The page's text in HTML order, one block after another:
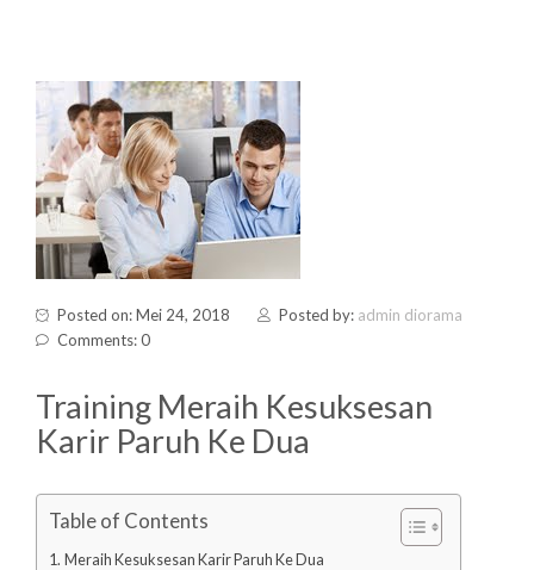
Posted on: Mei 24, 2018 Posted by: admin diorama
Comments: 0
Training Meraih Kesuksesan
Karir Paruh Ke Dua
Table of Contents
Meraih Kesuksesan Karir Paruh Ke Dua